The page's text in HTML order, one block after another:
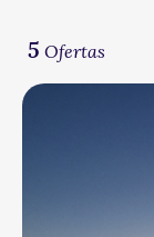
5 Ofertas